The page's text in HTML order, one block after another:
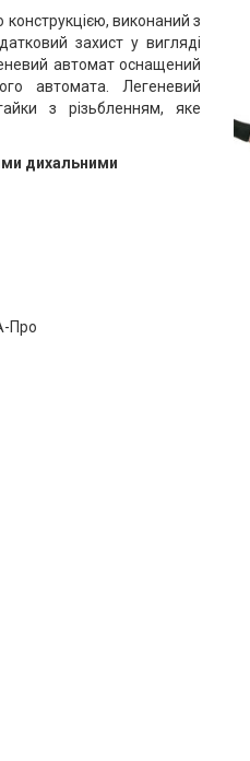
виконаний з
захист у вигляді
автомат оснащений
автомата. Легеневий
з різьбленням, яке
дихальними
Про